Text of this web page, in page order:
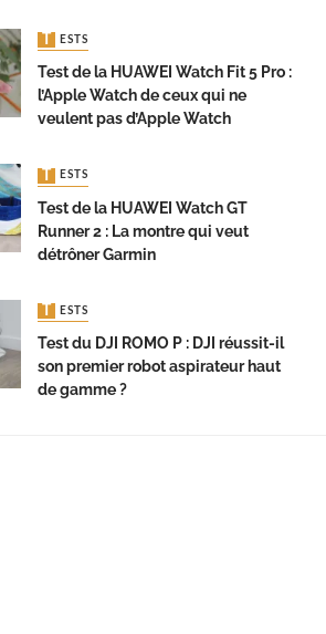
TESTS
Test de la HUAWEI Watch Fit 5 Pro :
l’Apple Watch de ceux qui ne
veulent pas d’Apple Watch
TESTS
Test de la HUAWEI Watch GT
Runner 2 : La montre qui veut
détrôner Garmin
TESTS
Test du DJI ROMO P : DJI réussit-il
son premier robot aspirateur haut
de gamme ?